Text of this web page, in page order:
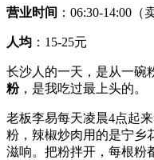
营业时间 ：06:30-14:00（
人均 ：15-25元
长沙人的一天，是从一碗
粉，是我吃过最上头的。
老板李易每天凌晨4点起
粉，辣椒炒肉用的是宁乡
滋响。把粉拌开，每根